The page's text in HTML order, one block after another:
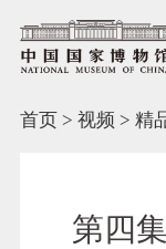
首页> 视频 > 精
第四